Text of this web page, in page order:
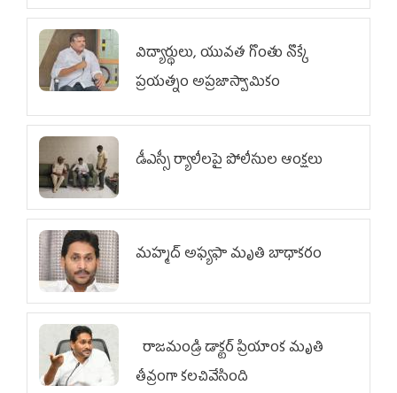
విద్యార్థులు, యువత గొంతు నొక్కే
ప్రయత్నం అప్రజాస్వామికం
డీఎస్సీ ర్యాలీలపై పోలీసుల ఆంక్షలు
మహ్మద్‌ అఫ్యఫా మృతి బాధాకరం
రాజమండ్రి డాక్టర్‌ ప్రియాంక మృతి
తీవ్రంగా కలచివేసింది